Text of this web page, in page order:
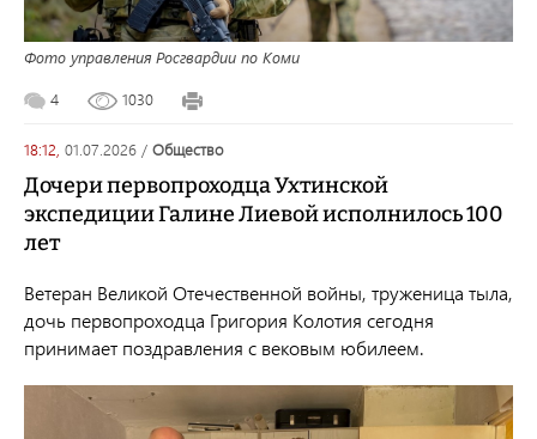
Фото управления Росгвардии по Коми
4 1030
18:12, 01.07.2026 / общество
Дочери первопроходца Ухтинской
экспедиции Галине Лиевой исполнилось 100
лет
Ветеран Великой Отечественной войны, труженица тыла,
дочь первопроходца Григория Колотия сегодня
принимает поздравления с вековым юбилеем.